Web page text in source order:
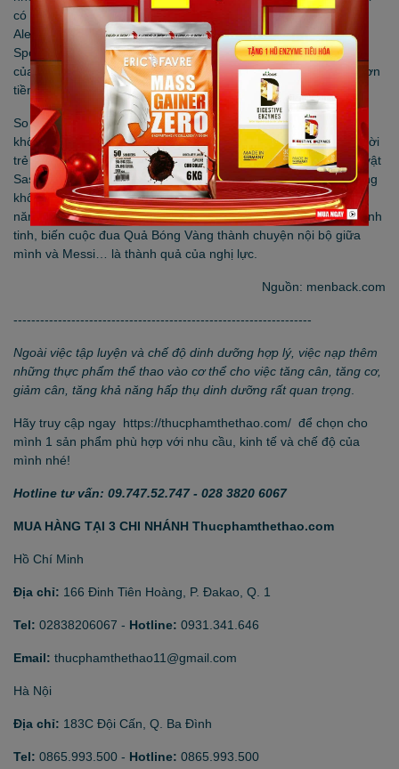
có thể khiến các cầu thủ Manchester United tới thuyết phục Sir
Alex Ferguson chiêu mộ anh ngay sau khi trận giao hữu với
Sporting Lisbon kết thúc. Trận đấu ấy, Ronaldo là cơn ác mộng
của cánh phải Manchester United và khiến John O’Shea “lên cơn
tiền đình đến nơi” – như Sir Alex thuật lại trong cuốn tự truyện.
So với Lionel Messi, tài năng thiên bẩm của Ronaldo có thể
không bằng. Nhưng chắc chắn những phẩm chất của anh từ thời
trẻ vẫn cho thấy con đường xán lạn phía trước. Như thể nhân vật
Sasuke trong truyện Naruto – một ninja thiên tài. Nhưng tài năng
không là không đủ để có một sự nghiệp như Ronaldo. Hơn 10
năm liền nằm trong danh sách những cầu thủ xuất sắc nhất hành
tinh, biến cuộc đua Quả Bóng Vàng thành chuyện nội bộ giữa
mình và Messi… là thành quả của nghị lực.
Nguồn: menback.com
-------------------------------------------------------------------
Ngoài việc tập luyện và chế độ dinh dưỡng hợp lý, việc nạp thêm
những thực phẩm thể thao vào cơ thể cho việc tăng cân, tăng cơ,
giảm cân, tăng khả năng hấp thụ dinh dưỡng rất quan trọng
Hãy truy cập ngay https://thucphamthethao.com/ để chọn cho
mình 1 sản phẩm phù hợp với nhu cầu, kinh tế và chế độ của
mình nhé!
Hotline tư vấn: 09.747.52.747 - 028 3820 6067
MUA HÀNG TẠI 3 CHI NHÁNH Thucphamthethao.com
Hồ Chí Minh
Địa chỉ: 166 Đinh Tiên Hoàng, P. Đakao, Q. 1
Tel: 02838206067 - Hotline: 0931.341.646
Email: thucphamthethao11@gmail.com
Hà Nội
Địa chỉ: 183C Đội Cấn, Q. Ba Đình
Tel: 0865.993.500 - Hotline: 0865.993.500